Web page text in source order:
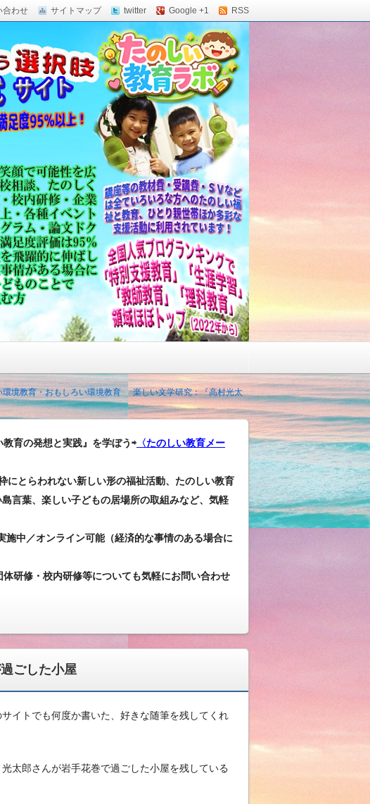
合わせ サイトマップ twitter Google +1 RSS
縄
い
きゅ
ン
力
し
,設
,自
境教育・おもしろい環境教育
楽しい文学研究：『高村光太
教育の発想と実践』を学ぼう⇨〈たのしい教育メー
にとらわれない新しい形の福祉活動、たのしい教育
言葉、楽しい子どもの居場所の取組みなど、気軽
中／オンライン可能（経済的な事情のある場合に
研修・校内研修等についても気軽にお問い合わせ
ごした小屋
イトでも何度か書いた、好きな随筆を残してくれ
太郎さんが岩手花巻で過ごした小屋を残している